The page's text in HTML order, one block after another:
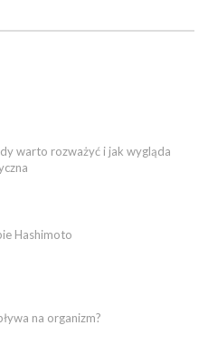
warto rozważyć i jak wygląda
Hashimoto
na organizm?